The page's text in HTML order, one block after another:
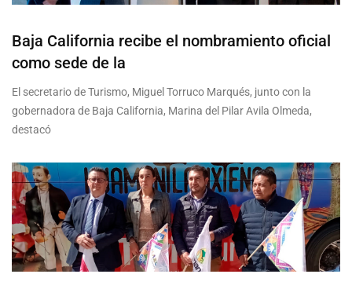
Baja California recibe el nombramiento oficial
como sede de la
El secretario de Turismo, Miguel Torruco Marqués, junto con la
gobernadora de Baja California, Marina del Pilar Avila Olmeda,
destacó